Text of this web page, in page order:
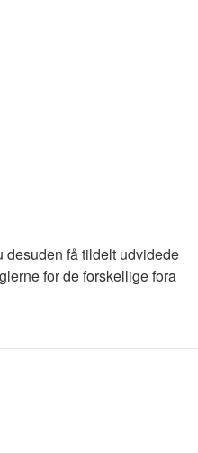
desuden få tildelt udvidede
for de forskellige fora